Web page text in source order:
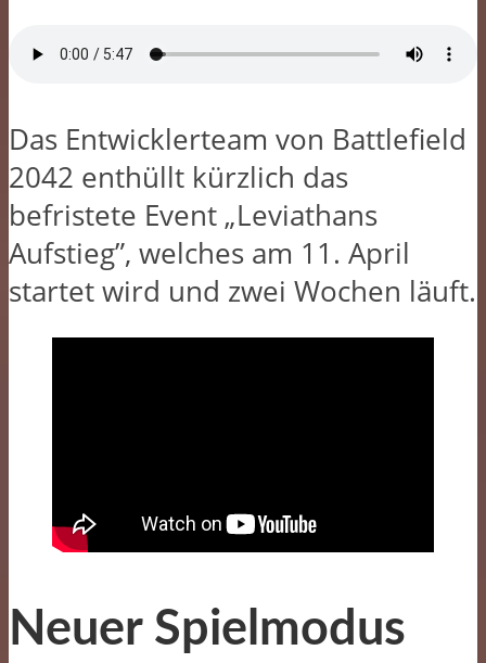
Das Entwicklerteam von Battlefield
2042 enthüllt kürzlich das
befristete Event „Leviathans
Aufstieg”, welches am 11. April
startet wird und zwei Wochen läuft.
Neuer Spielmodus